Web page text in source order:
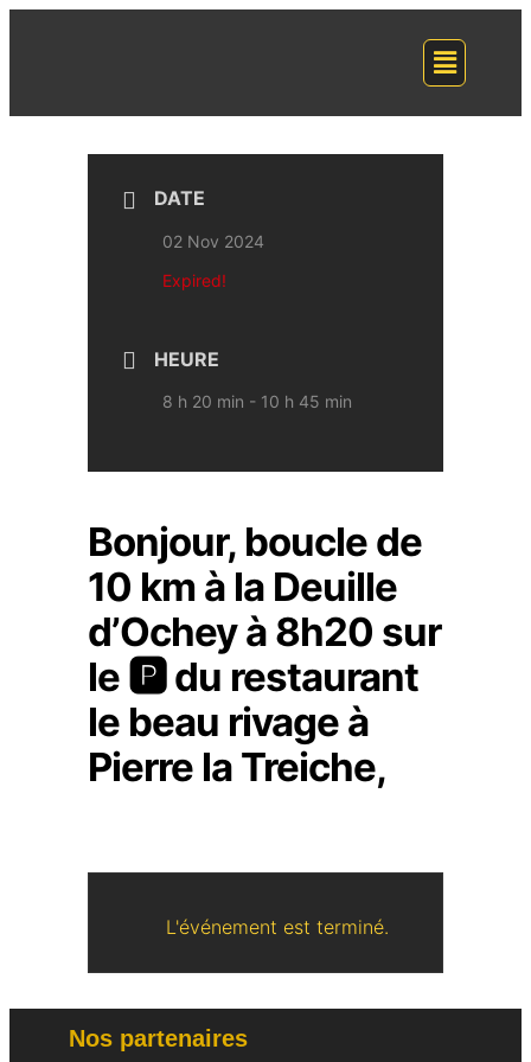
DATE
02 Nov 2024
Expired!
HEURE
8 h 20 min - 10 h 45 min
Bonjour, boucle de
10 km à la Deuille
d’Ochey à 8h20 sur
le 🅿️ du restaurant
le beau rivage à
Pierre la Treiche,
L'événement est terminé.
Nos partenaires